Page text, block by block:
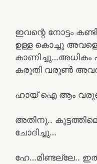
ഇവന്റെ നോട്ടം
ഉള്ള കൊച്ചു
കാണിച്ചു…അധികം
കരുതി വരുൺ
ഹായ് ഐ ആം
അതിനു..
ചോദിച്ചു…
ഹേ…മിണ്ടല്ലേ..